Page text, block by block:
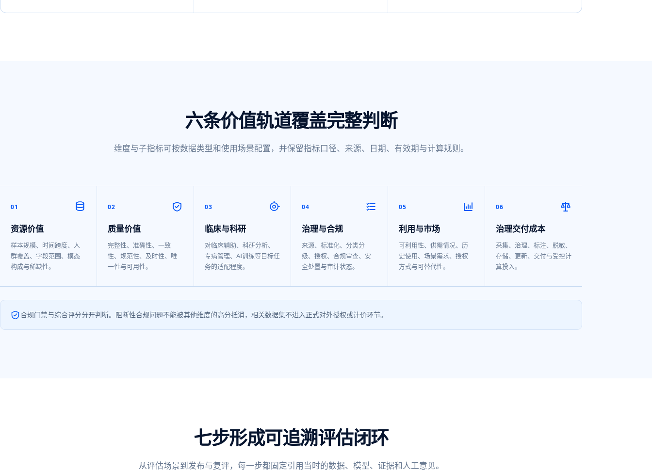
六条价值轨道覆盖完整判断
维度与子指标可按数据类型和使用场景配置，并保留指标口径、来源、日期、有效期与计算规则。
01
资源价值
样本规模、时间跨度、人
群覆盖、字段范围、模态
构成与稀缺性。
02
质量价值
完整性、准确性、一致
性、规范性、及时性、唯
一性与可用性。
03
临床与科研
对临床辅助、科研分析、
专病管理、AI训练等目标任
务的适配程度。
04
治理与合规
来源、标准化、分类分
级、授权、合规审查、安
全处置与审计状态。
05
利用与市场
可利用性、供需情况、历
史使用、场景需求、授权
方式与可替代性。
06
治理交付成本
采集、治理、标注、脱敏、
存储、更新、交付与受控计
算投入。
合规门禁与综合评分分开判断。阻断性合规问题不能被其他维度的高分抵消，相关数据集不进入正式对外授权或计价环节。
七步形成可追溯评估闭环
从评估场景到发布与复评，每一步都固定引用当时的数据、模型、证据和人工意见。